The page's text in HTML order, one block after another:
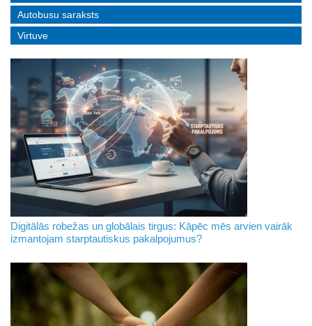
Autobusu saraksts
Virtuve
Digitālās robežas un globālais tirgus: Kāpēc mēs arvien vairāk
izmantojam starptautiskus pakalpojumus?